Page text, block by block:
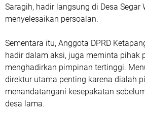
Saragih, hadir langsung di Desa Segar
menyelesaikan persoalan.
Sementara itu, Anggota DPRD
hadir dalam aksi, juga meminta pihak
menghadirkan pimpinan tertinggi.
direktur utama penting karena dialah
menandatangani kesepakatan
desa lama.